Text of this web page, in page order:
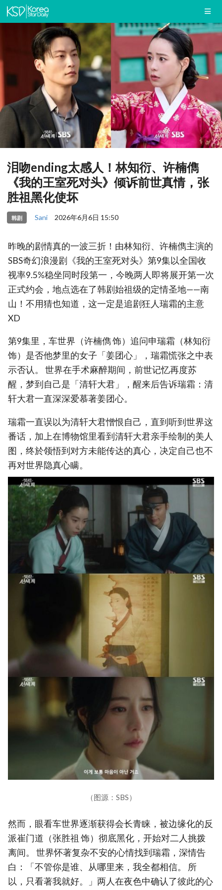
泪吻ending太感人！林知衍、许楠儁
《我的王室死对头》倾诉前世真情，张
胜祖黑化使坏
韩剧 Sani 2026年6月6日 15:50
昨晚的剧情真的一波三折！由林知衍、许楠儁主演的
SBS奇幻浪漫剧《我的王室死对头》第9集以全国收
视率9.5%稳坐同时段第一，今晚两人即将展开第一次
正式约会，地点选在了韩剧始祖级的定情圣地——南
山！不用猜也知道，这一定是追剧狂人瑞霜的主意
XD
第9集里，车世界（许楠儁 饰）追问申瑞霜（林知衍
饰）是否他梦里的女子「姜团心」，瑞霜慌张之中表
示否认。 世界在手术麻醉期间，前世记忆再度苏
醒，梦到自己是「清轩大君」，醒来后告诉瑞霜：清
轩大君一直深深爱慕著姜团心。
瑞霜一直误以为清轩大君憎恨自己，直到听到世界这
番话，加上在博物馆里看到清轩大君亲手绘制的美人
图，终於领悟到对方未能传达的真心，决定自己也不
再对世界隐真心瞒。
（图源：SBS）
然而，眼看车世界逐渐获得会长青睐，被边缘化的反
派崔门道（张胜祖 饰）彻底黑化，开始对二人挑拨
离间。 世界怀著复杂不安的心情找到瑞霜，深情告
白：「不管你是谁、从哪里来，我全都相信。 所
以，只看著我就好。」两人在夜色中确认了彼此的心